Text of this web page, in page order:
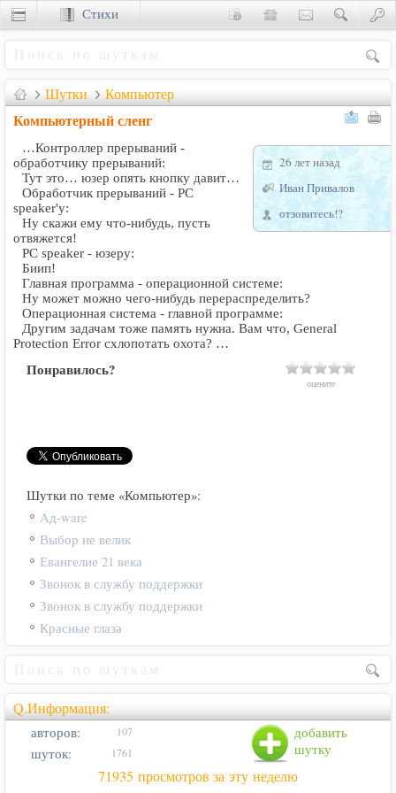
Шутки Компьютер
Компьютерный сленг
26 лет назад
Иван Привалов
отзовитесь!?
…Контроллер прерываний -
обработчику прерываний:
Тут это… юзер опять кнопку давит…
Обработчик прерываний - PC
speaker'у:
Ну скажи ему что-нибудь, пусть
отвяжется!
PC speaker - юзеру:
Биип!
Главная программа - операционной системе:
Ну может можно чего-нибудь перераспределить?
Операционная система - главной программе:
Другим задачам тоже память нужна. Вам что, General
Protection Error схлопотать охота? …
Понравилось?
оцените
Шутки по теме «Компьютер»:
Aд-ware
Выбор не велик
Евангелие 21 века
Звонок в службу поддержки
Звонок в службу поддержки
Красные глаза
Q.Информация:
добавить
шутку
авторов: 107
шуток: 1761
71935 просмотров за эту неделю
Стихи